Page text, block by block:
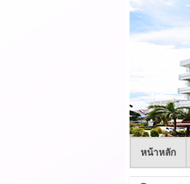
หน้าหลัก